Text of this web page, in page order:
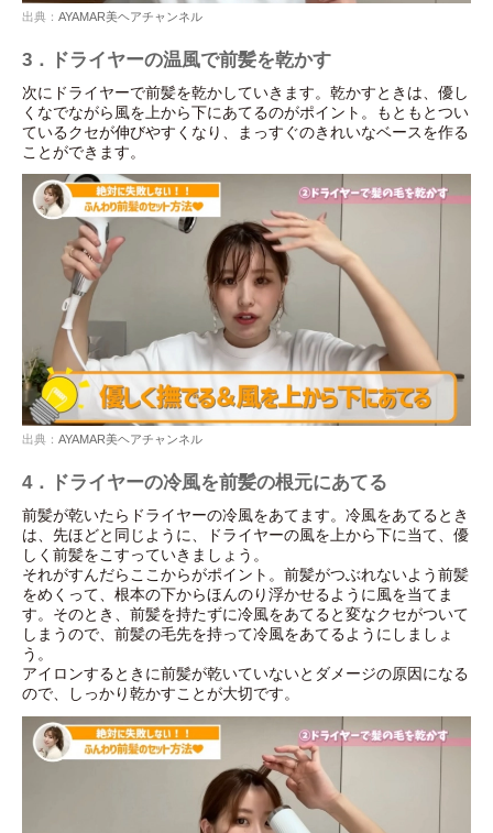
出典： AYAMAR美ヘアチャンネル
3．ドライヤーの温風で前髪を乾かす
次にドライヤーで前髪を乾かしていきます。乾かすときは、優し
くなでながら風を上から下にあてるのがポイント。もともとつい
ているクセが伸びやすくなり、まっすぐのきれいなベースを作る
ことができます。
出典： AYAMAR美ヘアチャンネル
4．ドライヤーの冷風を前髪の根元にあてる
前髪が乾いたらドライヤーの冷風をあてます。冷風をあてるとき
は、先ほどと同じように、ドライヤーの風を上から下に当て、優
しく前髪をこすっていきましょう。
それがすんだらここからがポイント。前髪がつぶれないよう前髪
をめくって、根本の下からほんのり浮かせるように風を当てま
す。そのとき、前髪を持たずに冷風をあてると変なクセがついて
しまうので、前髪の毛先を持って冷風をあてるようにしましょ
う。
アイロンするときに前髪が乾いていないとダメージの原因になる
ので、しっかり乾かすことが大切です。